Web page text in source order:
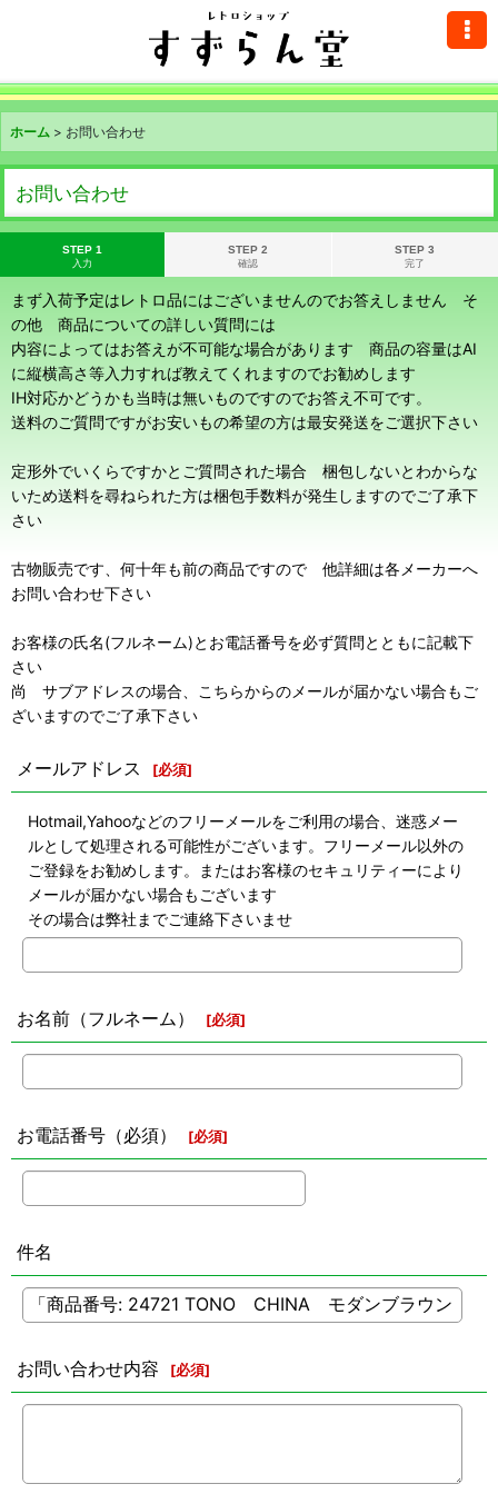
ホーム > お問い合わせ
お問い合わせ
STEP 1
入力
STEP 2
確認
STEP 3
完了
まず入荷予定はレトロ品にはございませんのでお答えしません そ
の他 商品についての詳しい質問には
内容によってはお答えが不可能な場合があります 商品の容量はAI
に縦横高さ等入力すれば教えてくれますのでお勧めします
IH対応かどうかも当時は無いものですのでお答え不可です。
送料のご質問ですがお安いもの希望の方は最安発送をご選択下さい
定形外でいくらですかとご質問された場合 梱包しないとわからな
いため送料を尋ねられた方は梱包手数料が発生しますのでご了承下
さい
古物販売です、何十年も前の商品ですので 他詳細は各メーカーへ
お問い合わせ下さい
お客様の氏名(フルネーム)とお電話番号を必ず質問とともに記載下
さい
尚 サブアドレスの場合、こちらからのメールが届かない場合もご
ざいますのでご了承下さい
メールアドレス [必須]
Hotmail,Yahooなどのフリーメールをご利用の場合、迷惑メー
ルとして処理される可能性がございます。フリーメール以外の
ご登録をお勧めします。またはお客様のセキュリティーにより
メールが届かない場合もございます
その場合は弊社までご連絡下さいませ
お名前（フルネーム） [必須]
お電話番号（必須） [必須]
件名
お問い合わせ内容 [必須]